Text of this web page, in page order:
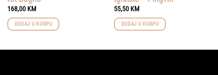
168,00 KM
DODAJ U KORPU
55,50 KM
DODAJ U KORPU